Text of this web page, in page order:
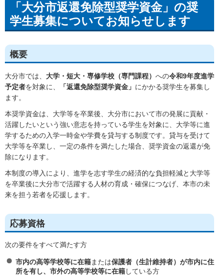
「大分市返還免除型奨学資金」の奨
学生募集についてお知らせします
概要
大分市では、 大学・短大・専修学校（専門課程） への令和9年度進学
予定者を対象に、 「返還免除型奨学資金」 にかかる奨学生を募集し
ます。
本奨学資金は、大学等を卒業後、大分市において市の発展に貢献・
活躍したいという強い意志を持っている学生を対象に、大学等に進
学するための入学一時金や学費を貸与する制度です。貸与を受けて
大学等を卒業し、一定の条件を満たした場合、奨学資金の返還が免
除になります。
本制度の導入により、進学を志す学生の経済的な負担軽減と大学等
を卒業後に大分市で活躍する人材の育成・確保につなげ、本市の未
来を担う若者を応援します。
応募資格
次の要件をすべて満たす方
市内の高等学校等に在籍または保護者（生計維持者）が市内に住
所を有し、市外の高等学校等に在籍している方